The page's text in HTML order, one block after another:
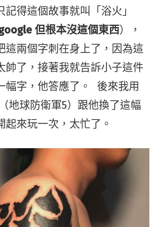
得這個故事就叫「浴火」
但根本沒這個東西），
這兩個字刺在身上了，因為這
帥了，接著我就告訴小子這件
幅字，他答應了。 後來我用
地球防衛軍5）跟他換了這幅
起來玩一次，太忙了。